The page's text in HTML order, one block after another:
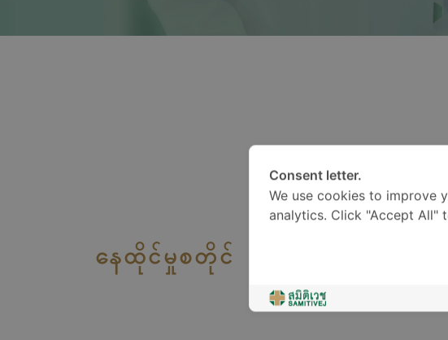
နေထိုင်မှုစတိုင်
Consent letter.
We use cookies to improve
analytics. Click "Accept All"